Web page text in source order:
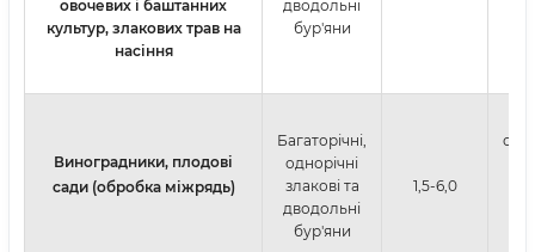
овочевих і баштанних
культур, злакових трав на
насіння
дводольні
бур'яни
Виноградники, плодові
сади (обробка міжрядь)
Багаторічні,
однорічні
злакові та
дводольні
бур'яни
1,5-6,0